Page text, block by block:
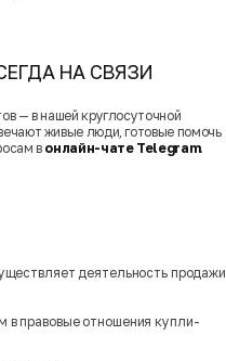
НА СВЯЗИ
— в нашей круглосуточной
живые люди, готовые помочь
в онлайн-чате Telegram.
деятельность продажи
в правовые отношения купли-